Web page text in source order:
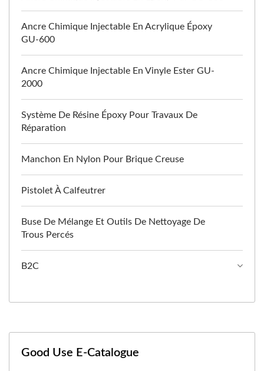
Ancre Chimique Injectable En Acrylique Époxy
GU-600
Ancre Chimique Injectable En Vinyle Ester GU-
2000
Système De Résine Époxy Pour Travaux De
Réparation
Manchon En Nylon Pour Brique Creuse
Pistolet À Calfeutrer
Buse De Mélange Et Outils De Nettoyage De
Trous Percés
B2C
Good Use E-Catalogue